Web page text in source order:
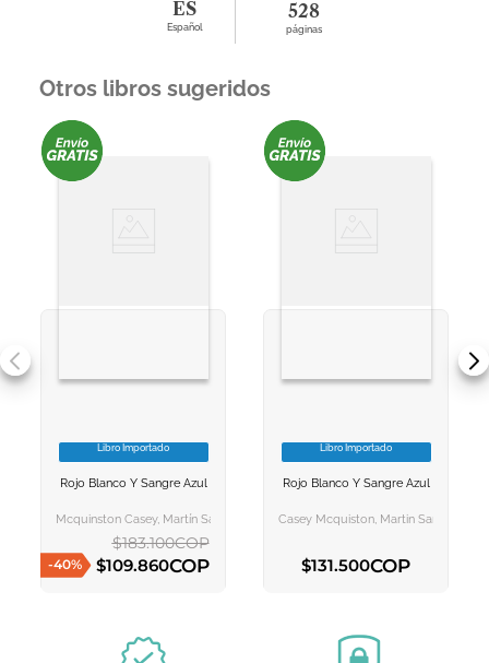
ES
Español
528
páginas
Otros libros sugeridos
VER INFORMACION
Libro Importado
Rojo Blanco Y Sangre Azul
Mcquinston Casey, Martín Sanz, María Cristina
-40%
$183.100COP
$109.860COP
VER INFORMACION
Libro Importado
Rojo Blanco Y Sangre Azul
Casey Mcquiston, Martin Sanz Maria
$131.500COP